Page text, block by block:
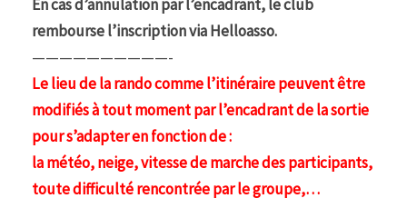
En cas d’annulation par l’encadrant, le club
rembourse l’inscription via Helloasso.
——————————-
Le lieu de la rando comme l’itinéraire peuvent être
modifiés à tout moment par l’encadrant de la sortie
pour s’adapter en fonction de :
la météo, neige, vitesse de marche des participants,
toute difficulté rencontrée par le groupe,…